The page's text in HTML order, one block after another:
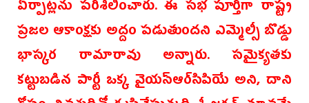
ఏర్పాట్లను పరిశీలించారు. ఈ సభ పూర్తిగా రాష్ట్ర
ప్రజల ఆకాంక్షకు అద్దం పడుతుందని ఎమ్మెల్సీ బొడ్డు
భాస్కర రామారావు అన్నారు. సమైక్యతకు
కట్టుబడిన పార్టీ ఒక్క వైయస్ఆర్‌సిపియే అని, దాని